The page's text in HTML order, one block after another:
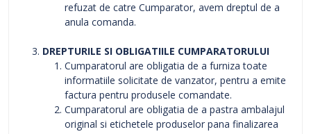
refuzat de catre Cumparator, avem dreptul de a
anula comanda.
DREPTURILE SI OBLIGATIILE CUMPARATORULUI
Cumparatorul are obligatia de a furniza toate
informatiile solicitate de vanzator, pentru a emite
factura pentru produsele comandate.
Cumparatorul are obligatia de a pastra ambalajul
original si etichetele produselor pana finalizarea